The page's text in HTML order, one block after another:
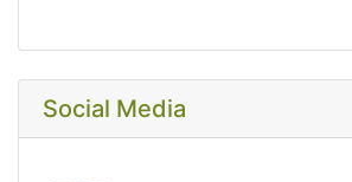
Social Media